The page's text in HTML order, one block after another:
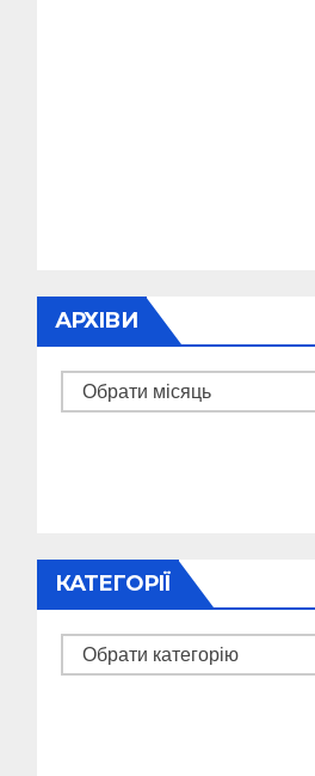
АРХІВИ
Архіви
КАТЕГОРІЇ
Категорії